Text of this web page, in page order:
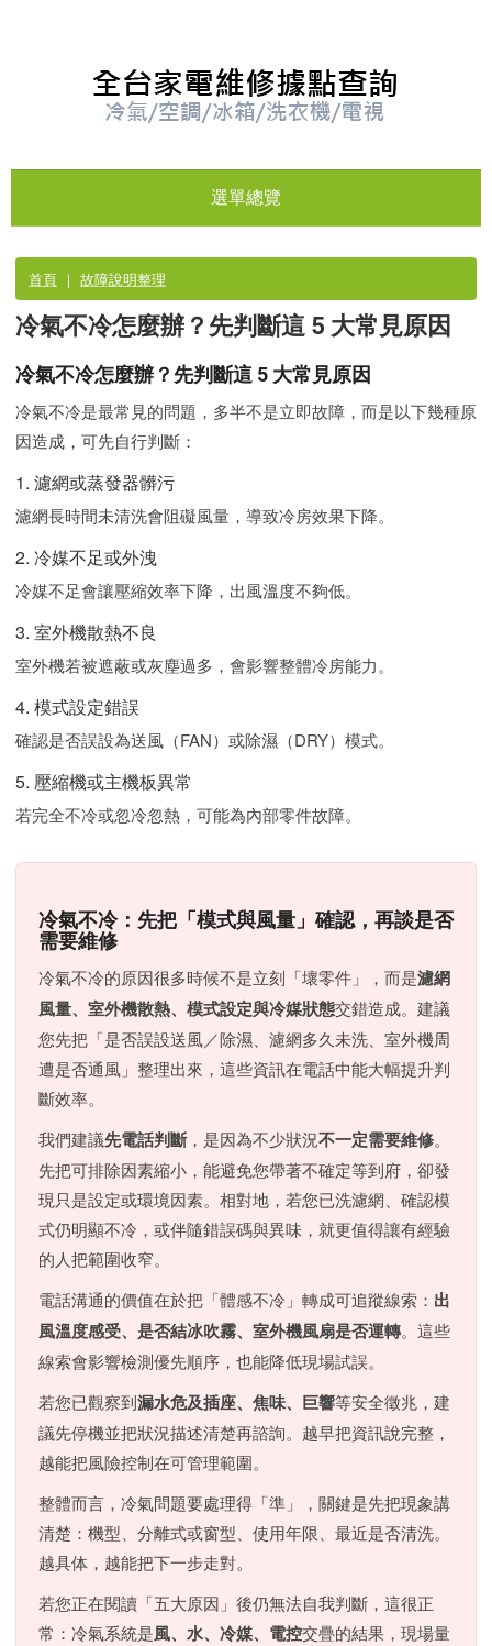
選單總覽
首頁 ｜ 故障說明整理
冷氣不冷怎麼辦？先判斷這 5 大常見原因
冷氣不冷怎麼辦？先判斷這 5 大常見原因
冷氣不冷是最常見的問題，多半不是立即故障，而是以下幾種原
因造成，可先自行判斷：
1. 濾網或蒸發器髒污
濾網長時間未清洗會阻礙風量，導致冷房效果下降。
2. 冷媒不足或外洩
冷媒不足會讓壓縮效率下降，出風溫度不夠低。
3. 室外機散熱不良
室外機若被遮蔽或灰塵過多，會影響整體冷房能力。
4. 模式設定錯誤
確認是否誤設為送風（FAN）或除濕（DRY）模式。
5. 壓縮機或主機板異常
若完全不冷或忽冷忽熱，可能為內部零件故障。
冷氣不冷：先把「模式與風量」確認，再談是否
需要維修
冷氣不冷的原因很多時候不是立刻「壞零件」，而是濾網
風量、室外機散熱、模式設定與冷媒狀態交錯造成。建議
您先把「是否誤設送風／除濕、濾網多久未洗、室外機周
遭是否通風」整理出來，這些資訊在電話中能大幅提升判
斷效率。
我們建議先電話判斷，是因為不少狀況不一定需要維修。
先把可排除因素縮小，能避免您帶著不確定等到府，卻發
現只是設定或環境因素。相對地，若您已洗濾網、確認模
式仍明顯不冷，或伴隨錯誤碼與異味，就更值得讓有經驗
的人把範圍收窄。
電話溝通的價值在於把「體感不冷」轉成可追蹤線索： 出
風溫度感受、是否結冰吹霧、室外機風扇是否運轉。這些
線索會影響檢測優先順序，也能降低現場試誤。
若您已觀察到漏水危及插座、焦味、巨響等安全徵兆，建
議先停機並把狀況描述清楚再諮詢。越早把資訊說完整，
越能把風險控制在可管理範圍。
整體而言，冷氣問題要處理得「準」，關鍵是先把現象講
清楚：機型、分離式或窗型、使用年限、最近是否清洗。
越具体，越能把下一步走對。
若您正在閱讀「五大原因」後仍無法自我判斷，這很正
常：冷氣系統是風、水、冷媒、電控交疊的結果，現場量